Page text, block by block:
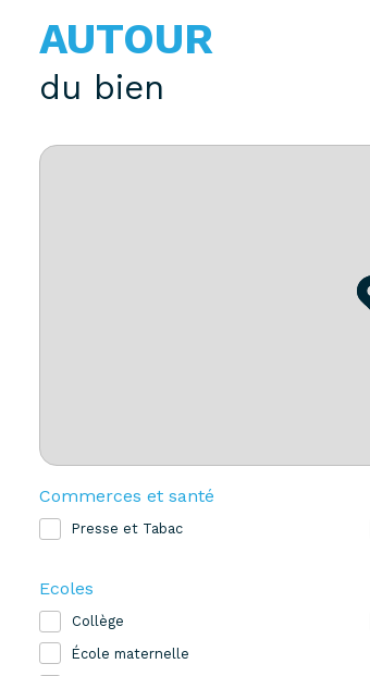
AUTOUR
du bien
Commerces et santé
Presse et Tabac
Ecoles
Collège
École maternelle